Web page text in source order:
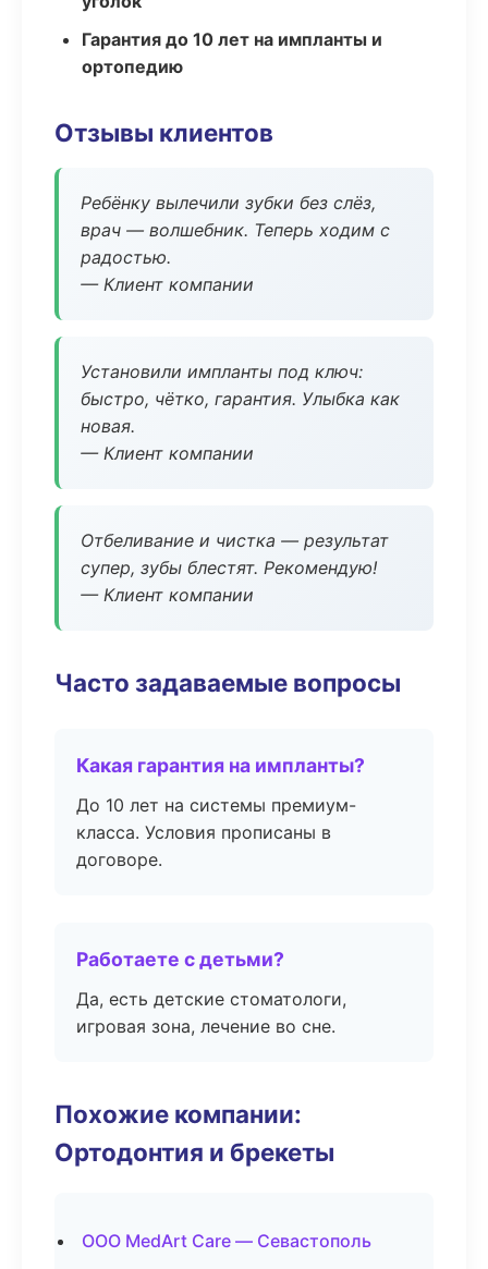
Гарантия до 10 лет на импланты и
ортопедию
Отзывы клиентов
Ребёнку вылечили зубки без слёз,
врач — волшебник. Теперь ходим с
радостью.
— Клиент компании
Установили импланты под ключ:
быстро, чётко, гарантия. Улыбка как
новая.
— Клиент компании
Отбеливание и чистка — результат
супер, зубы блестят. Рекомендую!
— Клиент компании
Часто задаваемые вопросы
Какая гарантия на импланты?
До 10 лет на системы премиум-
класса. Условия прописаны в
договоре.
Работаете с детьми?
Да, есть детские стоматологи,
игровая зона, лечение во сне.
Похожие компании:
Ортодонтия и брекеты
ООО MedArt Care — Севастополь